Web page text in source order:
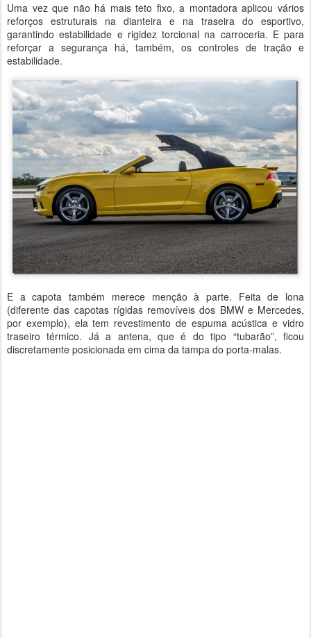
Uma vez que não há mais teto fixo, a montadora aplicou vários
reforços estruturais na dianteira e na traseira do esportivo,
garantindo estabilidade e rigidez torcional na carroceria. E para
reforçar a segurança há, também, os controles de tração e
estabilidade.
E a capota também merece menção à parte. Feita de lona
(diferente das capotas rígidas removíveis dos BMW e Mercedes,
por exemplo), ela tem revestimento de espuma acústica e vidro
traseiro térmico. Já a antena, que é do tipo “tubarão”, ficou
discretamente posicionada em cima da tampa do porta-malas.